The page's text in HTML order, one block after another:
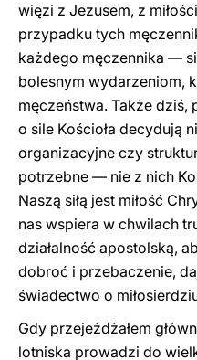
więzi z Jezusem, z
przypadku tych
każdego męczennika —
bolesnym wydarzeniom,
męczeństwa. Także dziś,
o sile Kościoła decydują
organizacyjne czy
potrzebne — nie z nich
Naszą siłą jest miłość
nas wspiera w chwilach
działalność apostolską,
dobroć i przebaczenie,
świadectwo o
Gdy przejeżdżałem
lotniska prowadzi do